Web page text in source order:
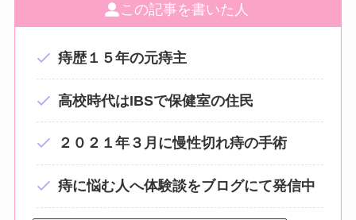
この記事を書いた人
痔歴１５年の元痔主
高校時代はIBSで保健室の住民
２０２１年３月に慢性切れ痔の手術
痔に悩む人へ体験談をブログにて発信中